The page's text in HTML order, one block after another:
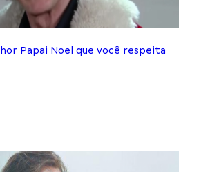
Papai Noel que você respeita